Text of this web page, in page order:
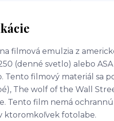
filmová emulzia z
(denné svetlo) alebo
Tento filmový materiál sa
The wolf of the Wall
Tento film nemá
ktoromkoľvek fotolabe.